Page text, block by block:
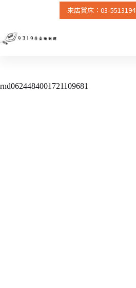
主
來店賞床：03-5513194
rnd0624484001721109681